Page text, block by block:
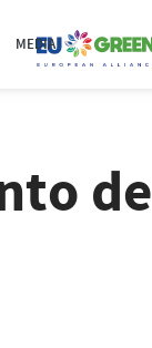
MEDIA
de